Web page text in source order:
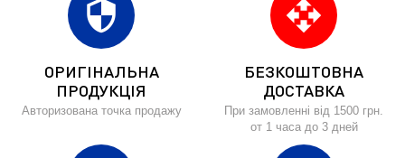
security
ОРИГІНАЛЬНА
ПРОДУКЦІЯ
Авторизована точка продажу
open_with
БЕЗКОШТОВНА
ДОСТАВКА
При замовленні від 1500 грн.
от 1 часа до 3 дней